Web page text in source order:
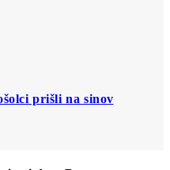
prišli na sinov